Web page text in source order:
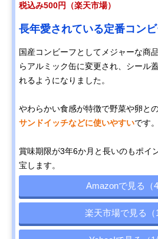
税込み500円（楽天市場）
長年愛されている定番コン
国産コンビーフとしてメジャーな商
らアルミック缶に変更され、シール
れるようになりました。
やわらかい食感が特徴で野菜や卵と
サンドイッチなどに使いやすいです。
賞味期限が3年6か月と長いのもポイ
宝します。
Amazonで見る（4
楽天市場で見る（1